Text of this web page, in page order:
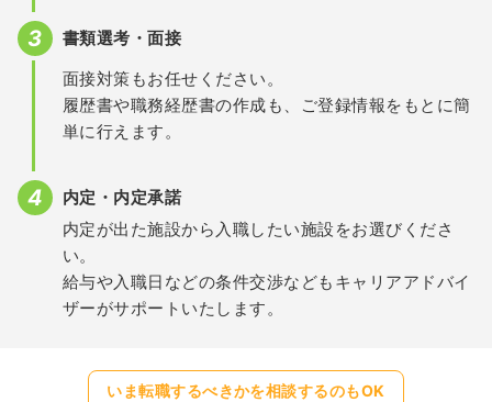
書類選考・面接
面接対策もお任せください。
履歴書や職務経歴書の作成も、ご登録情報をもとに簡
単に行えます。
内定・内定承諾
内定が出た施設から入職したい施設をお選びくださ
い。
給与や入職日などの条件交渉などもキャリアアドバイ
ザーがサポートいたします。
いま転職するべきかを相談するのもOK